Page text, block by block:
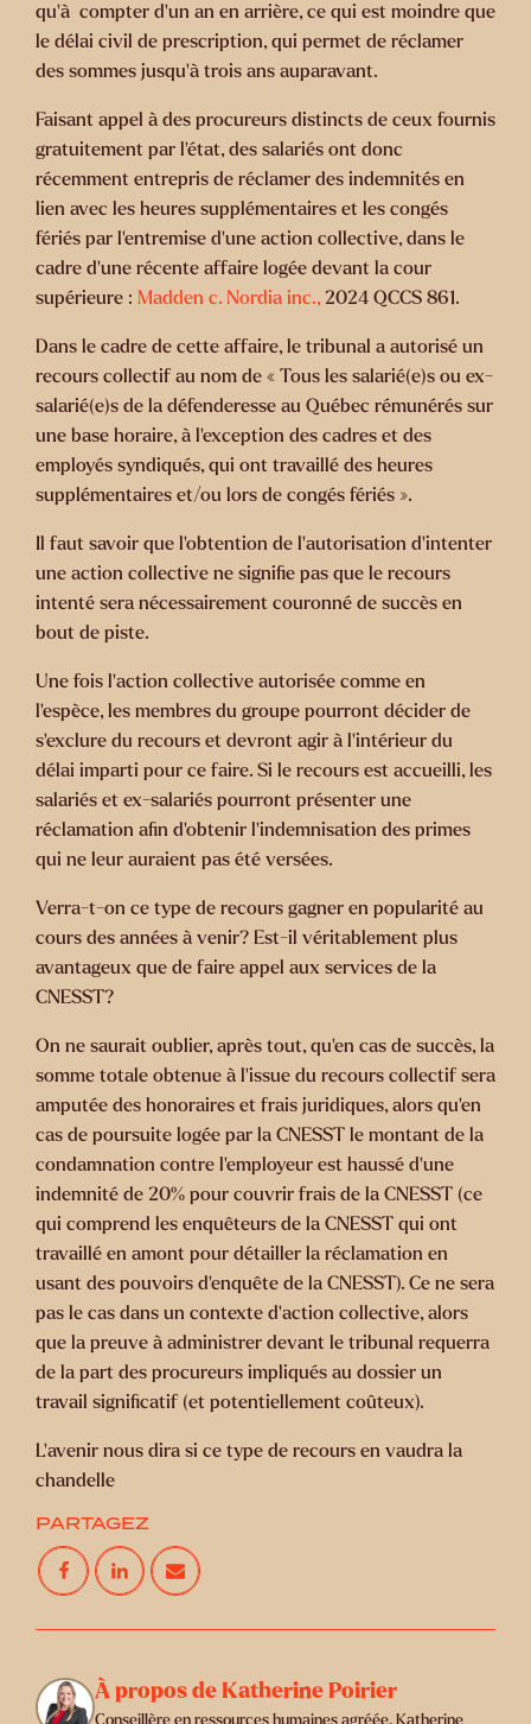
qu'à compter d'un an en arrière, ce qui est moindre que
le délai civil de prescription, qui permet de réclamer
des sommes jusqu'à trois ans auparavant.
Faisant appel à des procureurs distincts de ceux fournis
gratuitement par l'état, des salariés ont donc
récemment entrepris de réclamer des indemnités en
lien avec les heures supplémentaires et les congés
fériés par l'entremise d'une action collective, dans le
cadre d'une récente affaire logée devant la cour
supérieure : Madden c. Nordia inc., 2024 QCCS 861.
Dans le cadre de cette affaire, le tribunal a autorisé un
recours collectif au nom de « Tous les salarié(e)s ou ex-
salarié(e)s de la défenderesse au Québec rémunérés sur
une base horaire, à l’exception des cadres et des
employés syndiqués, qui ont travaillé des heures
supplémentaires et/ou lors de congés fériés ».
Il faut savoir que l'obtention de l'autorisation d'intenter
une action collective ne signifie pas que le recours
intenté sera nécessairement couronné de succès en
bout de piste.
Une fois l'action collective autorisée comme en
l'espèce, les membres du groupe pourront décider de
s'exclure du recours et devront agir à l'intérieur du
délai imparti pour ce faire. Si le recours est accueilli, les
salariés et ex-salariés pourront présenter une
réclamation afin d'obtenir l'indemnisation des primes
qui ne leur auraient pas été versées.
Verra-t-on ce type de recours gagner en popularité au
cours des années à venir? Est-il véritablement plus
avantageux que de faire appel aux services de la
CNESST?
On ne saurait oublier, après tout, qu'en cas de succès, la
somme totale obtenue à l'issue du recours collectif sera
amputée des honoraires et frais juridiques, alors qu'en
cas de poursuite logée par la CNESST le montant de la
condamnation contre l'employeur est haussé d'une
indemnité de 20% pour couvrir frais de la CNESST (ce
qui comprend les enquêteurs de la CNESST qui ont
travaillé en amont pour détailler la réclamation en
usant des pouvoirs d'enquête de la CNESST). Ce ne sera
pas le cas dans un contexte d'action collective, alors
que la preuve à administrer devant le tribunal requerra
de la part des procureurs impliqués au dossier un
travail significatif (et potentiellement coûteux).
L'avenir nous dira si ce type de recours en vaudra la
chandelle
PARTAGEZ
À propos de Katherine Poirier
Conseillère en ressources humaines agréée, Katherine